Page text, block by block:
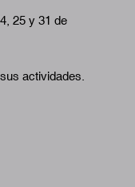
25 y 31 de
actividades.